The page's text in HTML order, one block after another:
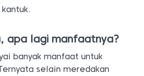
apa lagi manfaatnya?
banyak manfaat untuk
selain meredakan